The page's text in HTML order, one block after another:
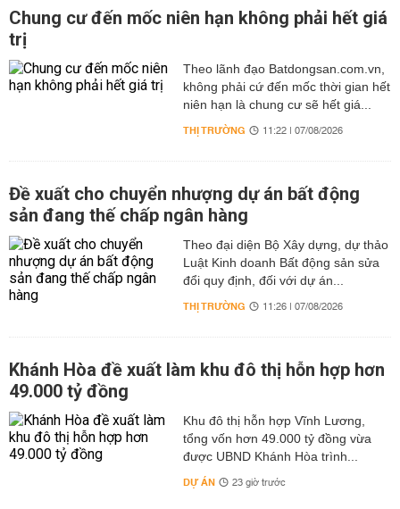
Chung cư đến mốc niên hạn không phải hết giá
trị
Theo lãnh đạo Batdongsan.com.vn,
không phải cứ đến mốc thời gian hết
niên hạn là chung cư sẽ hết giá...
THỊ TRƯỜNG 11:22 | 07/08/2026
Đề xuất cho chuyển nhượng dự án bất động
sản đang thế chấp ngân hàng
Theo đại diện Bộ Xây dựng, dự thảo
Luật Kinh doanh Bất động sản sửa
đổi quy định, đối với dự án...
THỊ TRƯỜNG 11:26 | 07/08/2026
Khánh Hòa đề xuất làm khu đô thị hỗn hợp hơn
49.000 tỷ đồng
Khu đô thị hỗn hợp Vĩnh Lương,
tổng vốn hơn 49.000 tỷ đồng vừa
được UBND Khánh Hòa trình...
DỰ ÁN 23 giờ trước